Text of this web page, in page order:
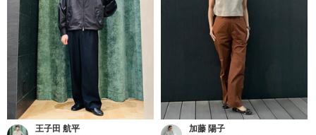
王子田 航平
加藤 陽子